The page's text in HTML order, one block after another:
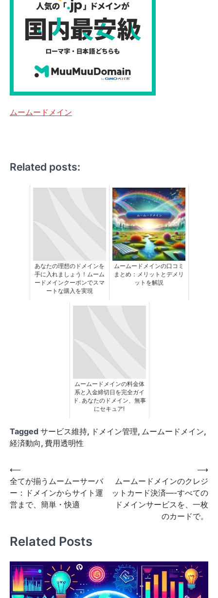
ムームードメイン
Related posts:
あなたの理想のドメインを
手に入れましょう！ムーム
ードメインクーポンでスマ
ートな購入を実現
ムームードメインの口コミ
まとめ：メリットとデメリ
ットを解説
ムームードメインの料金体
系と入金締切日を完全ガイ
ド. あなたのドメイン、無事
にセキュア!
Tagged サービス維持, ドメイン管理, ムームードメイン,
経済動向, 費用透明性
投
稿
ナ
ー
シ
ョ
ン
⟵
全てが揃うムームーサーバ
ー：ドメインからサイト運
営まで、簡単・快適
ムームードメインのクレジ
ットカード決済—-すべての
ドメインサービスを、一枚
のカードで。
⟶
Related Posts